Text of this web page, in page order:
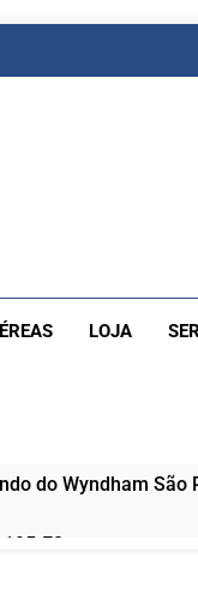
LOJA
do Wyndham São
E2